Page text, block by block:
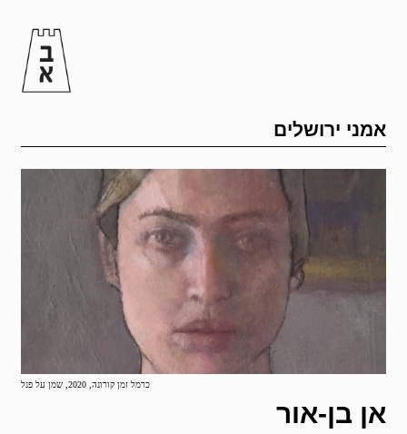
אמני ירושלים
כרמל זמן קורונה, 2020, שמן על פנל
אן בן-אור